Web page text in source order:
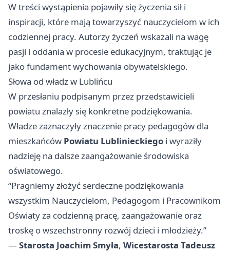
W treści wystąpienia pojawiły się życzenia sił i
inspiracji, które mają towarzyszyć nauczycielom w ich
codziennej pracy. Autorzy życzeń wskazali na wagę
pasji i oddania w procesie edukacyjnym, traktując je
jako fundament wychowania obywatelskiego.
Słowa od władz w Lublińcu
W przesłaniu podpisanym przez przedstawicieli
powiatu znalazły się konkretne podziękowania.
Władze zaznaczyły znaczenie pracy pedagogów dla
mieszkańców Powiatu Lublinieckiego i wyraziły
nadzieję na dalsze zaangażowanie środowiska
oświatowego.
“Pragniemy złożyć serdeczne podziękowania
wszystkim Nauczycielom, Pedagogom i Pracownikom
Oświaty za codzienną pracę, zaangażowanie oraz
troskę o wszechstronny rozwój dzieci i młodzieży.”
— Starosta Joachim Smyła, Wicestarosta Tadeusz